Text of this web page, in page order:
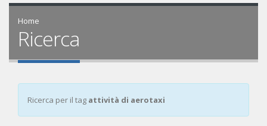
Home
Ricerca
Ricerca per il tag attività di aerotaxi